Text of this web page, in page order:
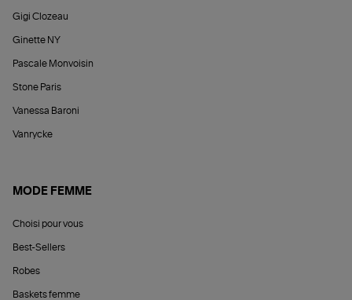
Gigi Clozeau
Ginette NY
Pascale Monvoisin
Stone Paris
Vanessa Baroni
Vanrycke
MODE FEMME
Choisi pour vous
Best-Sellers
Robes
Baskets femme